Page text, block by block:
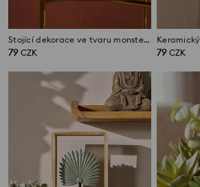
Stojící dekorace ve tvaru monstery
79 CZK 79 CZK